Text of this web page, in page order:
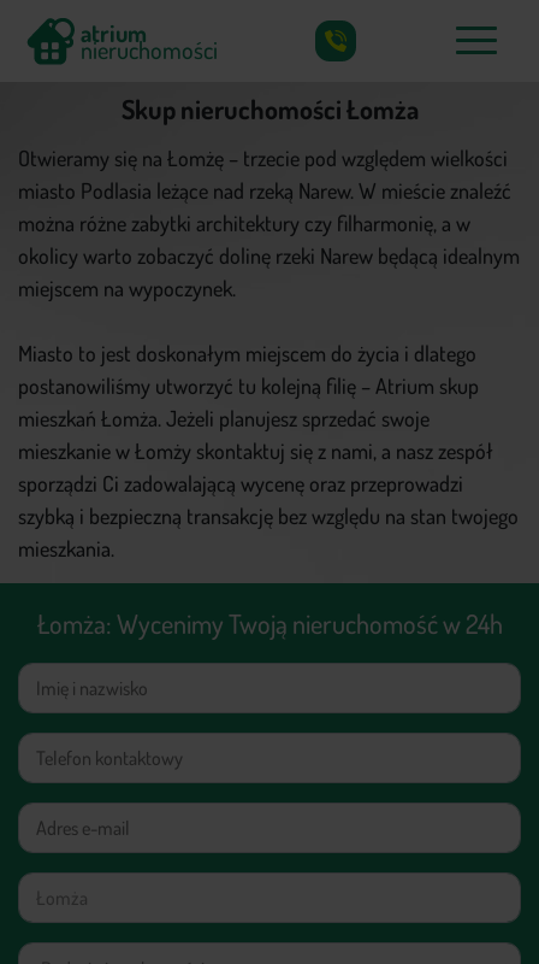
atrium
nieruchomości
Co skupujemy?
Jak działamy?
Częste pytania
Poradnik
Kontakt
atrium
nieruchomości
Skup nieruchomości Łomża
Otwieramy się na Łomżę – trzecie pod względem wielkości
miasto Podlasia leżące nad rzeką Narew. W mieście znaleźć
można różne zabytki architektury czy filharmonię, a w
okolicy warto zobaczyć dolinę rzeki Narew będącą idealnym
miejscem na wypoczynek.
Miasto to jest doskonałym miejscem do życia i dlatego
postanowiliśmy utworzyć tu kolejną filię – Atrium skup
mieszkań Łomża. Jeżeli planujesz sprzedać swoje
mieszkanie w Łomży skontaktuj się z nami, a nasz zespół
sporządzi Ci zadowalającą wycenę oraz przeprowadzi
szybką i bezpieczną transakcję bez względu na stan twojego
mieszkania.
Łomża: Wycenimy Twoją nieruchomość w 24h